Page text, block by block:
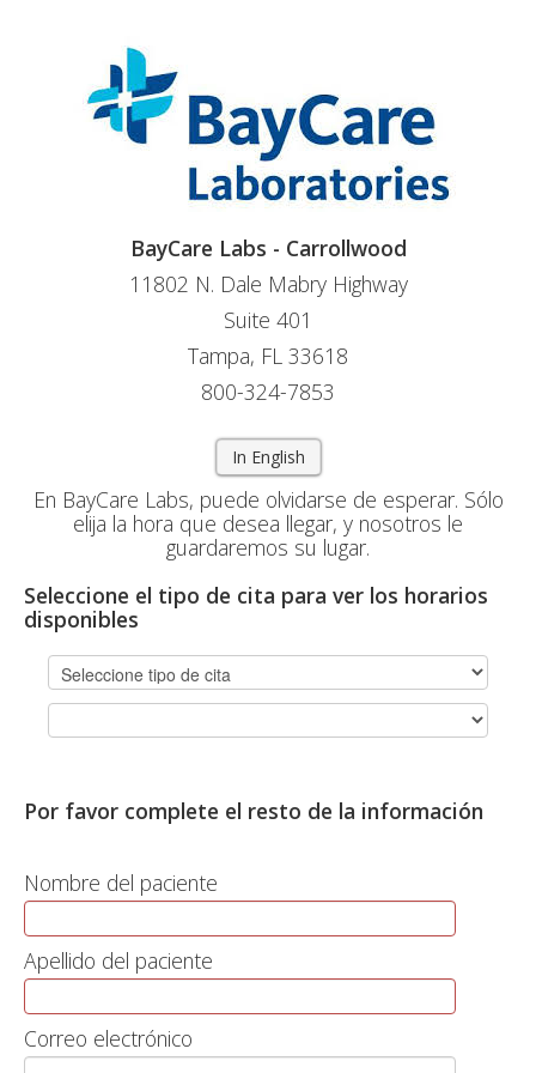
BayCare Labs - Carrollwood
11802 N. Dale Mabry Highway
Suite 401
Tampa, FL 33618
800-324-7853
In English
En BayCare Labs, puede olvidarse de esperar. Sólo
elija la hora que desea llegar, y nosotros le
guardaremos su lugar.
Seleccione el tipo de cita para ver los horarios
disponibles
Por favor complete el resto de la información
Nombre del paciente
Apellido del paciente
Correo electrónico